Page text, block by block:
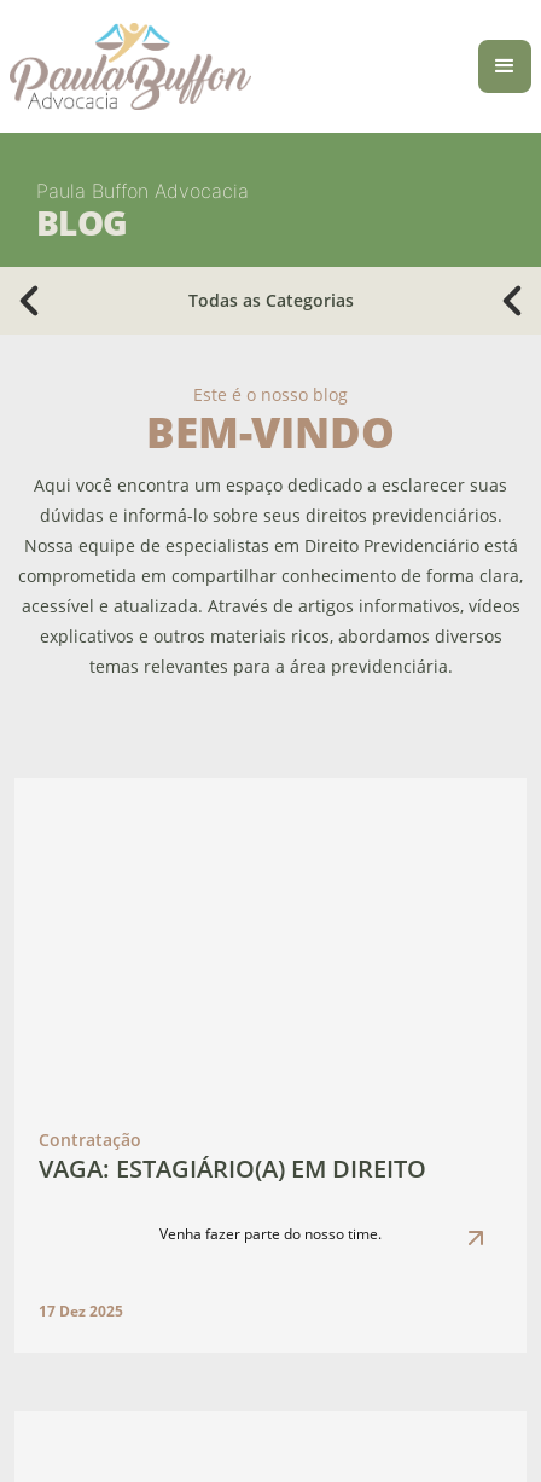
Paula Buffon Advocacia
BLOG
Todas as Categorias
Este é o nosso blog
BEM-VINDO
Aqui você encontra um espaço dedicado a esclarecer suas
dúvidas e informá-lo sobre seus direitos previdenciários.
Nossa equipe de especialistas em Direito Previdenciário está
comprometida em compartilhar conhecimento de forma clara,
acessível e atualizada. Através de artigos informativos, vídeos
explicativos e outros materiais ricos, abordamos diversos
temas relevantes para a área previdenciária.
Contratação
VAGA: ESTAGIÁRIO(A) EM DIREITO
Venha fazer parte do nosso time.
17 Dez 2025